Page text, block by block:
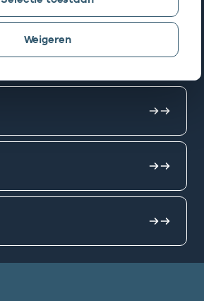
Weigeren